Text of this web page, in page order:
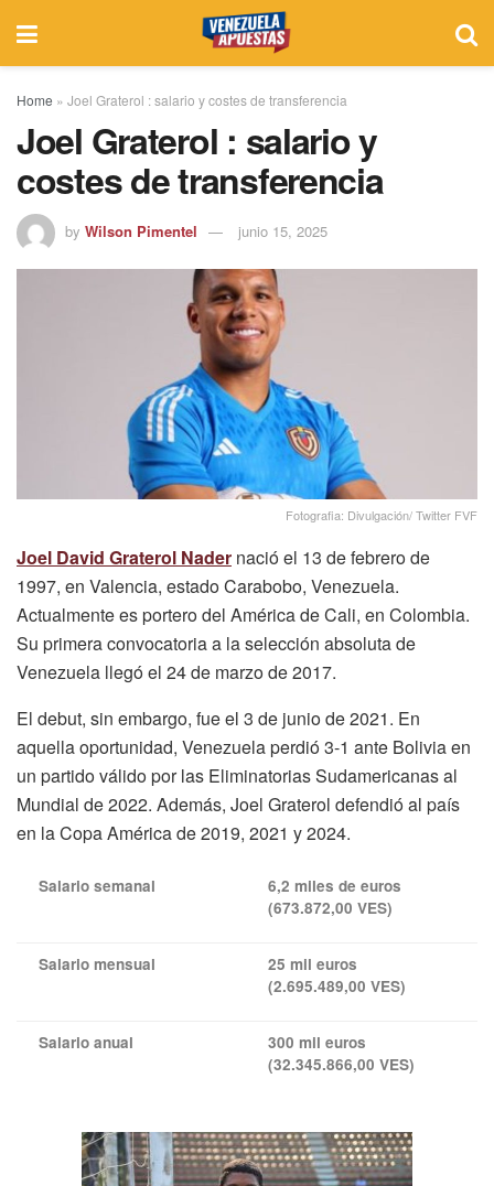
Home » Joel Graterol : salario y costes de transferencia
Joel Graterol : salario y
costes de transferencia
by Wilson Pimentel junio 15, 2025
Fotografia: Divulgación/ Twitter FVF
Joel David Graterol Nader nació el 13 de febrero de
1997, en Valencia, estado Carabobo, Venezuela.
Actualmente es portero del América de Cali, en Colombia.
Su primera convocatoria a la selección absoluta de
Venezuela llegó el 24 de marzo de 2017.
El debut, sin embargo, fue el 3 de junio de 2021. En
aquella oportunidad, Venezuela perdió 3-1 ante Bolivia en
un partido válido por las Eliminatorias Sudamericanas al
Mundial de 2022. Además, Joel Graterol defendió al país
en la Copa América de 2019, 2021 y 2024.
Salario semanal
6,2 miles de euros
(673.872,00 VES)
Salario mensual
25 mil euros
(2.695.489,00 VES)
Salario anual
300 mil euros
(32.345.866,00 VES)